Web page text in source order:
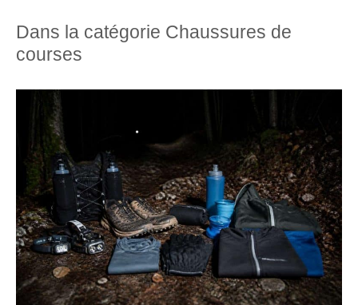
Dans la catégorie Chaussures de
courses